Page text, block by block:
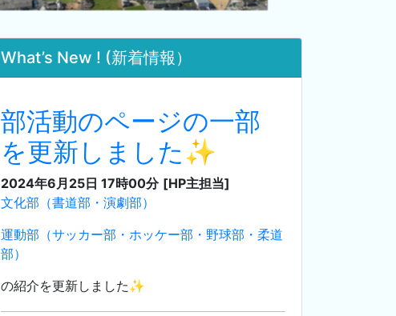
What’s New ! (新着情報）
部活動のページの一部
を更新しました✨
2024年6月25日 17時00分 [HP主担当]
文化部（書道部・演劇部）
運動部（サッカー部・ホッケー部・野球部・柔道
部）
の紹介を更新しました✨